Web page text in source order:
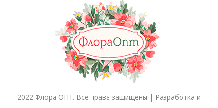
2022 Флора ОПТ. Все права защищены | Разработка и